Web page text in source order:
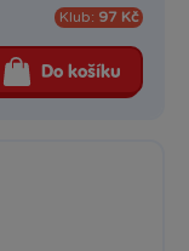
Klub: 97 Kč
Do košíku